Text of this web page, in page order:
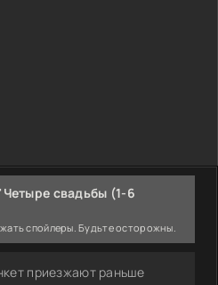
свадьбы (1-6
спойлеры. Будьте осторожны.